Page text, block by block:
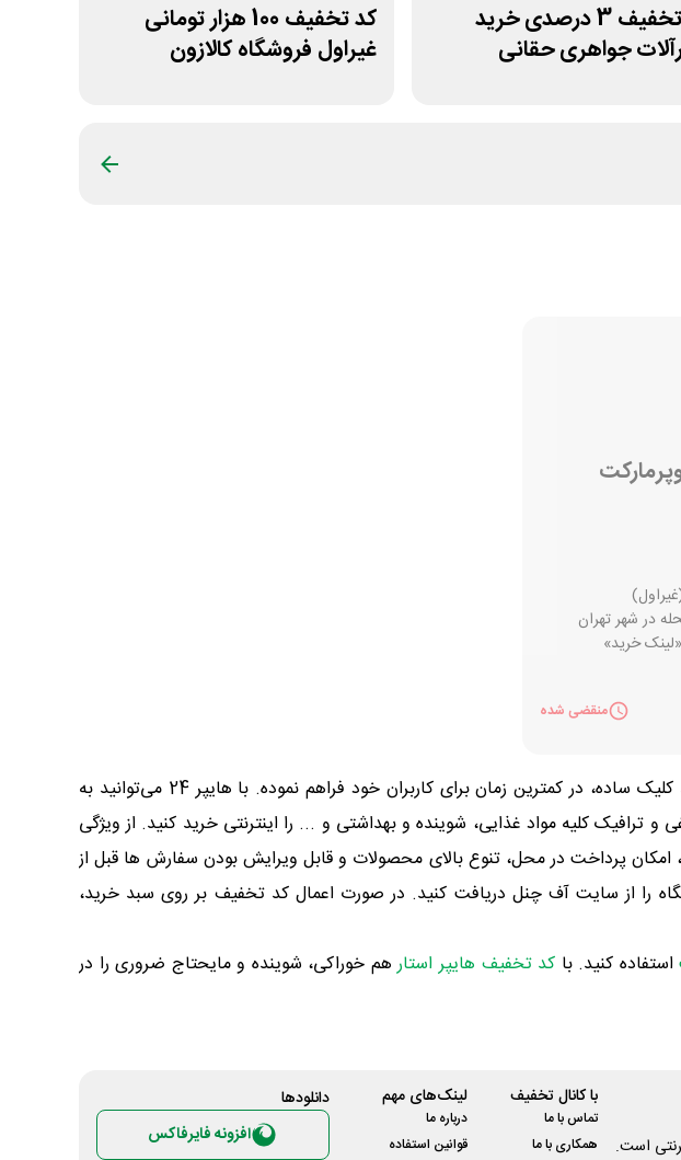
کد تخفیف 3 درصدی خرید
جواهری حقانی
کد تخفیف 100 هزار تومانی
غیراول فروشگاه کالازون
سوپرمارکت
در شهر تهران
منقضی شده
اپلیکیشن هایپر۲۴ یک سوپرمارکت آنلاین در شهر تهران است که امکان خرید مایحتاج روزانه را با چند کلیک ساده، در کمترین زمان برای کاربران خود فراهم نموده. با هایپر 24 می‌توانید به
کلیه مواد غذایی، شوینده و بهداشتی و ... را اینترنتی خرید کنید. از ویژگی
تحویل کالا، امکان پرداخت در محل، تنوع بالای محصولات و قابل ویرایش بودن سفارش ها قبل از
فروش ویژه این فروشگاه را از سایت آف چنل دریافت کنید. در صورت اعمال کد تخفیف بر روی سبد خرید،
استفاده کنید. با کد تخفیف هایپر استارهم خوراکی، شوینده و مایحتاج ضروری را در
است.
با کانال تخفیف
تماس با ما
همکاری با ما
لینک‌های مهم
درباره ما
قوانین استفاده
دانلود‌ها
افزونه فایرفاکس